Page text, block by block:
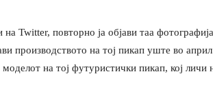
Twitter, повторно ја објави таа
производството на тој пикап уште во
моделот на тој футуристички пикап, кој